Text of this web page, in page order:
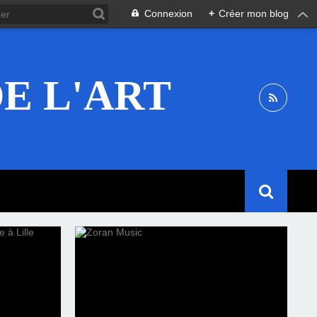
Connexion + Créer mon blog
L'ART